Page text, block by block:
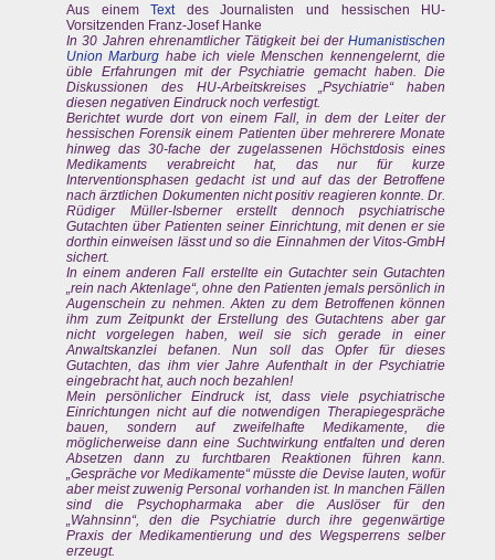
Aus einemTextdes Journalisten und hessischen HU-
Vorsitzenden Franz-Josef Hanke
In 30 Jahren ehrenamtlicher Tätigkeit bei derHumanistischen
Union Marburg habe ich viele Menschen kennengelernt, die
üble Erfahrungen mit der Psychiatrie gemacht haben. Die
Diskussionen des HU-Arbeitskreises „Psychiatrie“ haben
diesen negativen Eindruck noch verfestigt.
Berichtet wurde dort von einem Fall, in dem der Leiter der
hessischen Forensik einem Patienten über mehrerere Monate
hinweg das 30-fache der zugelassenen Höchstdosis eines
Medikaments verabreicht hat, das nur für kurze
Interventionsphasen gedacht ist und auf das der Betroffene
nach ärztlichen Dokumenten nicht positiv reagieren konnte. Dr.
Rüdiger Müller-Isberner erstellt dennoch psychiatrische
Gutachten über Patienten seiner Einrichtung, mit denen er sie
dorthin einweisen lässt und so die Einnahmen der Vitos-GmbH
sichert.
In einem anderen Fall erstellte ein Gutachter sein Gutachten
„rein nach Aktenlage“, ohne den Patienten jemals persönlich in
Augenschein zu nehmen. Akten zu dem Betroffenen können
ihm zum Zeitpunkt der Erstellung des Gutachtens aber gar
nicht vorgelegen haben, weil sie sich gerade in einer
Anwaltskanzlei befanen. Nun soll das Opfer für dieses
Gutachten, das ihm vier Jahre Aufenthalt in der Psychiatrie
eingebracht hat, auch noch bezahlen!
Mein persönlicher Eindruck ist, dass viele psychiatrische
Einrichtungen nicht auf die notwendigen Therapiegespräche
bauen, sondern auf zweifelhafte Medikamente, die
möglicherweise dann eine Suchtwirkung entfalten und deren
Absetzen dann zu furchtbaren Reaktionen führen kann.
„Gespräche vor Medikamente“ müsste die Devise lauten, wofür
aber meist zuwenig Personal vorhanden ist. In manchen Fällen
sind die Psychopharmaka aber die Auslöser für den
„Wahnsinn“, den die Psychiatrie durch ihre gegenwärtige
Praxis der Medikamentierung und des Wegsperrens selber
erzeugt.